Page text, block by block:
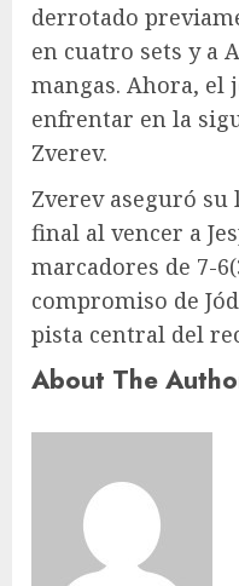
derrotado
en cuatro sets y a
mangas. Ahora, el
enfrentar en la
Zverev.
Zverev aseguró
final al vencer a
marcadores de 7-
compromiso de
pista central del
About The